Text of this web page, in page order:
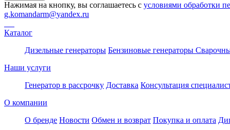
Нажимая на кнопку, вы соглашаетесь с условиями обработки
g.komandarm@yandex.ru
Каталог
Дизельные генераторы Бензиновые генераторы
Наши услуги
Генератор в рассрочку Доставка Консультация
О компании
О бренде Новости Обмен и возврат Покупка и оплата